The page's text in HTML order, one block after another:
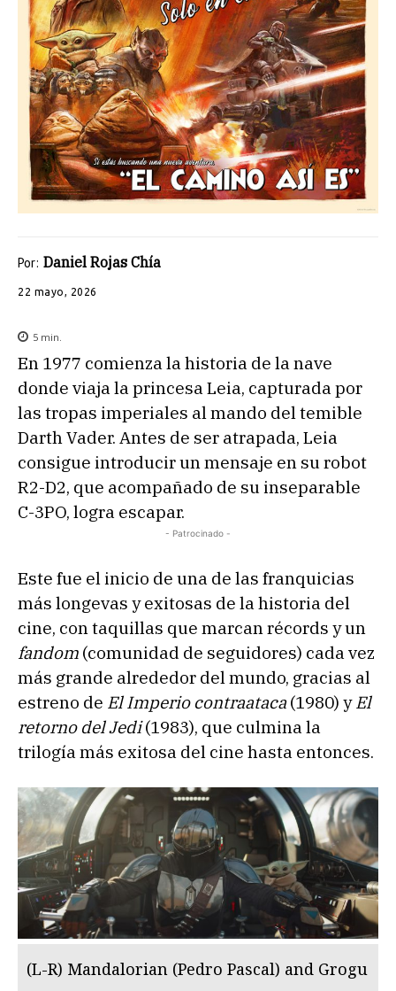
Por: Daniel Rojas Chía
22 mayo, 2026
5 min.
En 1977 comienza la historia de la nave
donde viaja la princesa Leia, capturada por
las tropas imperiales al mando del temible
Darth Vader. Antes de ser atrapada, Leia
consigue introducir un mensaje en su robot
R2-D2, que acompañado de su inseparable
C-3PO, logra escapar.
- Patrocinado -
Este fue el inicio de una de las franquicias
más longevas y exitosas de la historia del
cine, con taquillas que marcan récords y un
fandom (comunidad de seguidores) cada vez
más grande alrededor del mundo, gracias al
estreno de El Imperio contraataca(1980) yEl
retorno del Jedi(1983), que culmina la
trilogía más exitosa del cine hasta entonces.
(L-R) Mandalorian (Pedro Pascal) and Grogu